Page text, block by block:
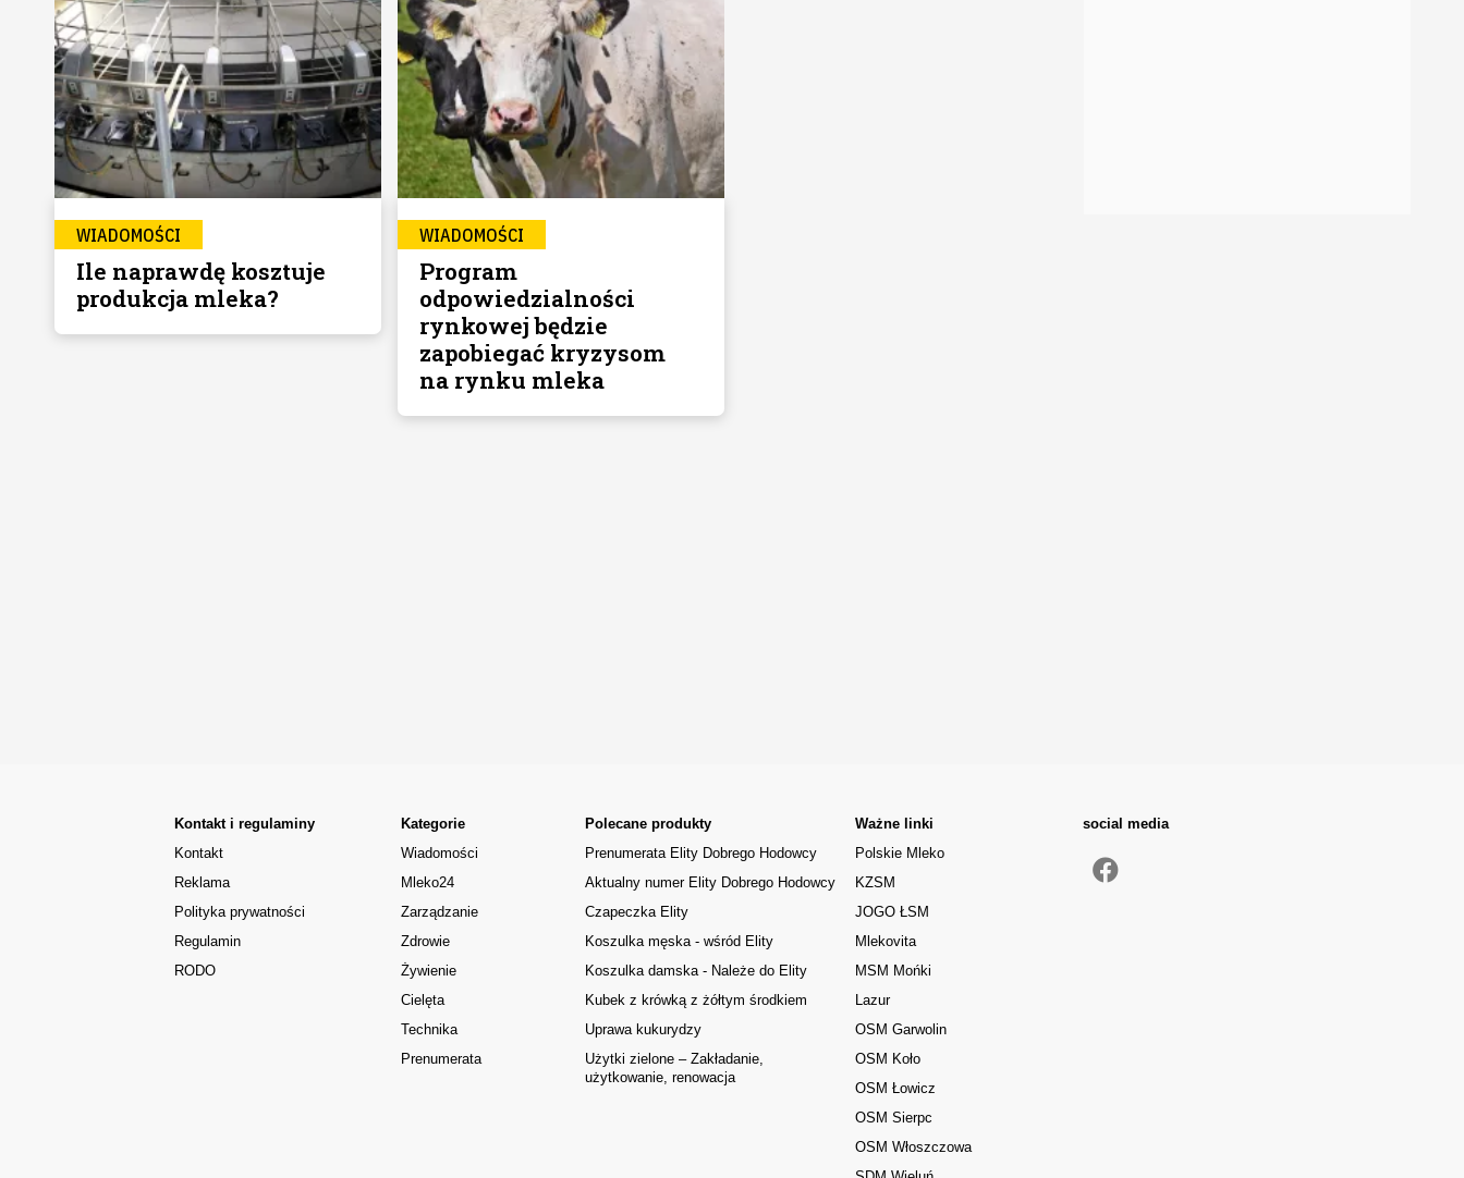
WIADOMOŚCI
Ile naprawdę kosztuje
produkcja mleka?
WIADOMOŚCI
Program
odpowiedzialności
rynkowej będzie
zapobiegać kryzysom
na rynku mleka
Kontakt i regulaminy
Kontakt
Reklama
Polityka prywatności
Regulamin
RODO
Kategorie
Wiadomości
Mleko24
Zarządzanie
Zdrowie
Żywienie
Cielęta
Technika
Prenumerata
Polecane produkty
Prenumerata Elity Dobrego Hodowcy
Aktualny numer Elity Dobrego Hodowcy
Czapeczka Elity
Koszulka męska - wśród Elity
Koszulka damska - Należe do Elity
Kubek z krówką z żółtym środkiem
Uprawa kukurydzy
Użytki zielone – Zakładanie,
użytkowanie, renowacja
Ważne linki
Polskie Mleko
KZSM
JOGO ŁSM
Mlekovita
MSM Mońki
Lazur
OSM Garwolin
OSM Koło
OSM Łowicz
OSM Sierpc
OSM Włoszczowa
social media